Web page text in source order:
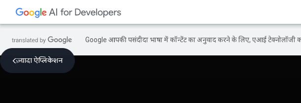
Google आपकी पसंदीदा भाषा में कॉन्टेंट का अनुवाद करने के लिए, एआई टेक्नोलॉजी
ज़्यादा ऐप्लिकेशन